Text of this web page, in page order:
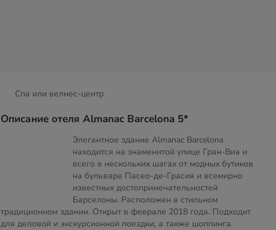
Спа или велнес-центр
Описание отеля Almanac Barcelona 5*
Элегантное здание Almanac Barcelona
находится на знаменитой улице Гран-Виа и
всего в нескольких шагах от модных бутиков
на бульваре Пасео-де-Грасия и всемирно
известных достопримечательностей
Барселоны. Расположен в стильном
традиционном здании. Открыт в феврале 2018 года. Подходит
для деловой и экскурсионной поездки, а также шоппинга.